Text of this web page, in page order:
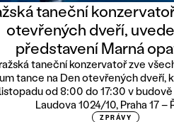
taneční
otevřených dveří,
představení Marná
taneční konzervatoř zve
tance na Den otevřených dveří,
od 8:00 do 17:30 v
Laudova 1024/10, Praha 17 –
ZPRÁVY